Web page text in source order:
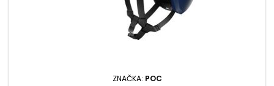
ZNAČKA: POC